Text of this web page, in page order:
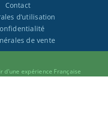
Contact
d’utilisation
de vente
expérience Française